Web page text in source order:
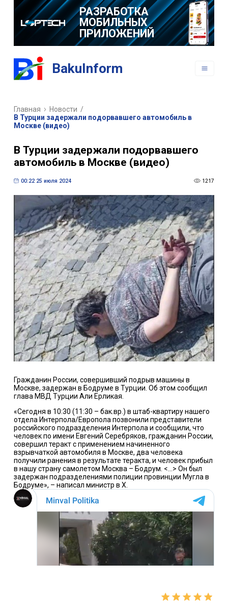
РАЗРАБОТКА
МОБИЛЬНЫХ
ПРИЛОЖЕНИЙ
BakuInform
Главная Новости /
В Турции задержали подорвавшего автомобиль в
Москве (видео)
В Турции задержали подорвавшего
автомобиль в Москве (видео)
00:22 25 июля 2024 1217
Гражданин России, совершивший подрыв машины в
Москве, задержан в Бодруме в Турции. Об этом сообщил
глава МВД Турции Али Ерликая.
«Сегодня в 10:30 (11:30 – бак.вр.) в штаб-квартиру нашего
отдела Интерпола/Европола позвонили представители
российского подразделения Интерпола и сообщили, что
человек по имени Евгений Серебряков, гражданин России,
совершил теракт с применением начиненного
взрывчаткой автомобиля в Москве, два человека
получили ранения в результате теракта, и человек прибыл
в нашу страну самолетом Москва – Бодрум. <…> Он был
задержан подразделениями полиции провинции Мугла в
Бодруме», – написал министр в X.